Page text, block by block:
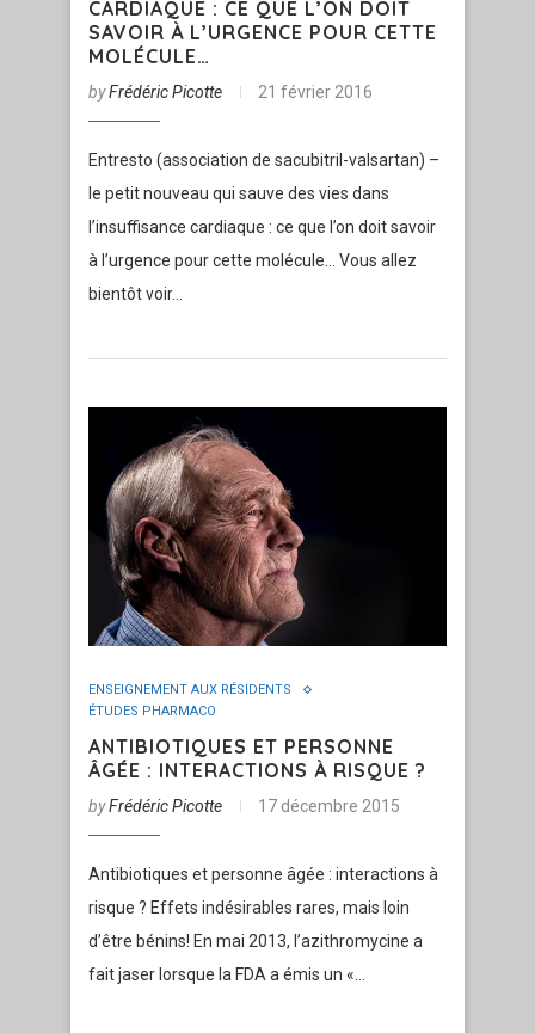
CARDIAQUE : CE QUE L’ON DOIT
SAVOIR À L’URGENCE POUR CETTE
MOLÉCULE…
byFrédéric Picotte 21 février 2016
Entresto (association de sacubitril-valsartan) –
le petit nouveau qui sauve des vies dans
l’insuffisance cardiaque : ce que l’on doit savoir
à l’urgence pour cette molécule… Vous allez
bientôt voir…
ENSEIGNEMENT AUX RÉSIDENTS
ÉTUDES PHARMACO
ANTIBIOTIQUES ET PERSONNE
ÂGÉE : INTERACTIONS À RISQUE ?
byFrédéric Picotte 17 décembre 2015
Antibiotiques et personne âgée : interactions à
risque ? Effets indésirables rares, mais loin
d’être bénins! En mai 2013, l’azithromycine a
fait jaser lorsque la FDA a émis un «…